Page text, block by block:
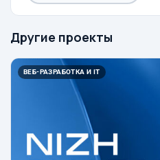
Другие проекты
ВЕБ-РАЗРАБОТКА И IT